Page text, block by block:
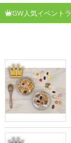
GW人気イベント
1